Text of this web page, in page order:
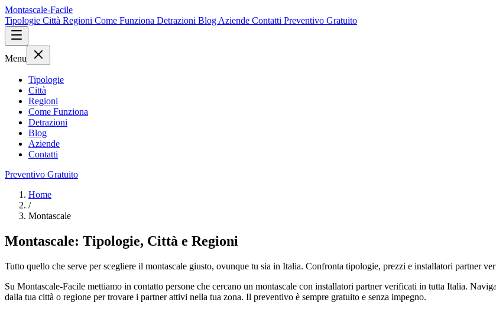
Montascale-Facile
Tipologie Città Regioni Come Funziona Detrazioni Blog Aziende Contatti Preventivo Gratuito
Menu
Tipologie
Città
Regioni
Come Funziona
Detrazioni
Blog
Aziende
Contatti
Preventivo Gratuito
Home
/
Montascale
Montascale: Tipologie, Città e Regioni
Tutto quello che serve per scegliere il montascale giusto, ovunque tu sia in Italia. Confronta tipologie, prezzi e installatori partner
Su Montascale-Facile mettiamo in contatto persone che cercano un montascale con installatori partner verificati in tutta Italia.
dalla tua città o regione per trovare i partner attivi nella tua zona. Il preventivo è sempre gratuito e senza impegno.